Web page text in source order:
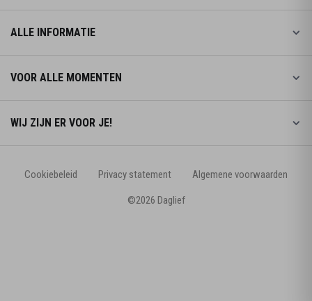
ALLE INFORMATIE
VOOR ALLE MOMENTEN
WIJ ZIJN ER VOOR JE!
Cookiebeleid Privacy statement Algemene voorwaarden
©2026 Daglief